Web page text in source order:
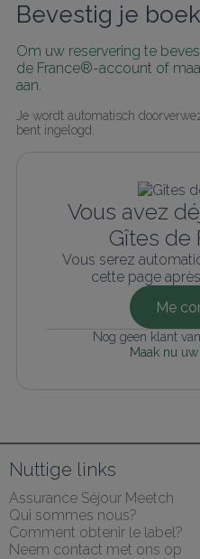
Bevestig je
Om uw reservering te
de France®-account of
aan.
Je wordt automatisch
bent ingelogd.
Vous avez
Gîtes de
Vous serez
cette page
Me
Nog geen klant
Maak nu
Nuttige links
Assurance Séjour Meetch
Qui sommes nous?
Comment obtenir le label?
Neem contact met ons op